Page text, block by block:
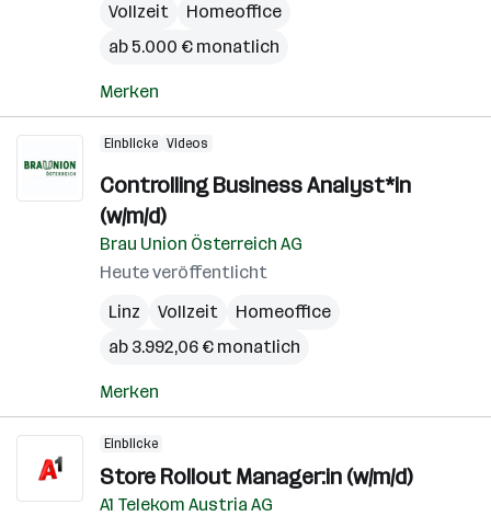
Vollzeit
Homeoffice
ab 5.000 € monatlich
Merken
Einblicke Videos
Controlling Business Analyst*in
(w/m/d)
Brau Union Österreich AG
Heute veröffentlicht
Linz
Vollzeit
Homeoffice
ab 3.992,06 € monatlich
Merken
Einblicke
Store Rollout Manager:in (w/m/d)
A1 Telekom Austria AG